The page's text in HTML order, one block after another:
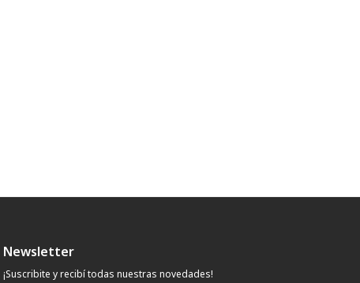
Newsletter
¡Suscribite y recibí todas nuestras novedades!